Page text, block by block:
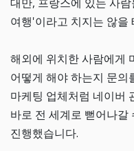
여행'이라고 치지는 않을
해외에 위치한 사람에게
어떻게 해야 하는지 문의
마케팅 업체처럼 네이버
바로 전 세계로 뻗어나갈
진행했습니다.